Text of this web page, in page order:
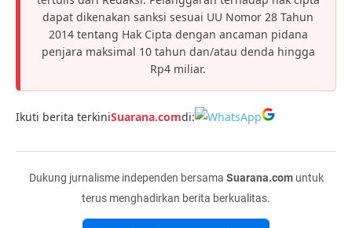
dapat dikenakan sanksi sesuai UU Nomor 28 Tahun
2014 tentang Hak Cipta dengan ancaman pidana
penjara maksimal 10 tahun dan/atau denda hingga
Rp4 miliar.
Ikuti berita terkiniSuarana.comdi:
Dukung jurnalisme independen bersama Suarana.comuntuk
terus menghadirkan berita berkualitas.